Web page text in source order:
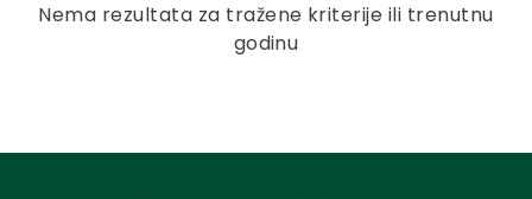
Nema rezultata za tražene kriterije ili trenutnu
godinu